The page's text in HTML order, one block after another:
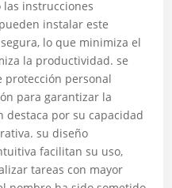
instrucciones
instalar este
lo que minimiza el
la productividad. se
personal
para garantizar la
por su capacidad
su diseño
facilitan su uso,
tareas con mayor